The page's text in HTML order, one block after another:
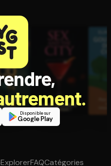
Disponible sur
Google Play
ExplorerFAQCatégories